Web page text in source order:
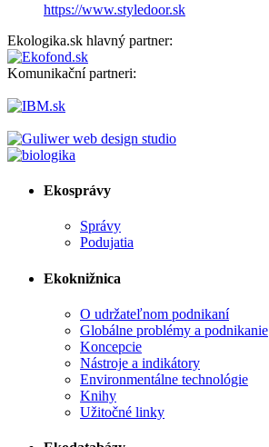
https://www.styledoor.sk
Ekologika.sk hlavný partner:
Komunikační partneri:
Ekosprávy
Správy
Podujatia
Ekoknižnica
O udržateľnom podnikaní
Globálne problémy a podnikanie
Koncepcie
Nástroje a indikátory
Environmentálne technológie
Knihy
Užitočné linky